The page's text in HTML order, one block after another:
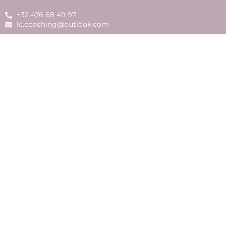
+32 476 68 49 97
lc.coaching@outlook.com